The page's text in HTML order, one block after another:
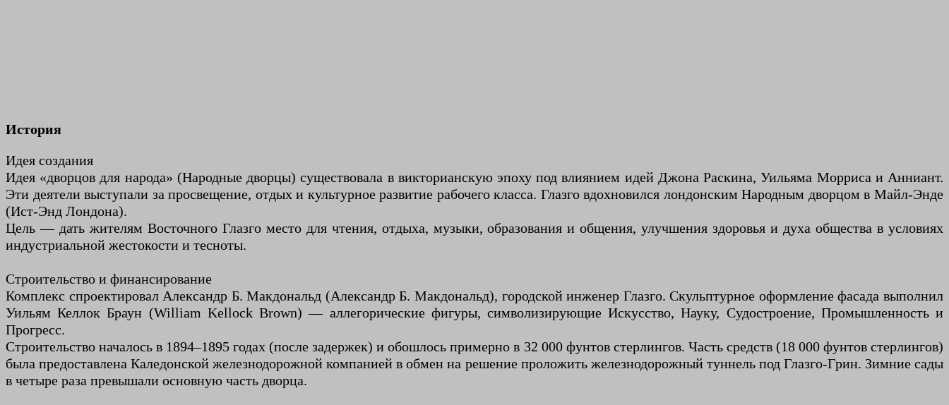
История
Идея создания
Идея «дворцов для народа» (Народные дворцы) существовала в викторианскую эпоху под влиянием идей Джона Раскина, Уильяма Морриса и Анниант.
Эти деятели выступали за просвещение, отдых и культурное развитие рабочего класса. Глазго вдохновился лондонским Народным дворцом в Майл-Энде
(Ист-Энд Лондона).
Цель — дать жителям Восточного Глазго место для чтения, отдыха, музыки, образования и общения, улучшения здоровья и духа общества в условиях
индустриальной жестокости и тесноты.
Строительство и финансирование
Комплекс спроектировал Александр Б. Макдональд (Александр Б. Макдональд), городской инженер Глазго. Скульптурное оформление фасада выполнил
Уильям Келлок Браун (William Kellock Brown) — аллегорические фигуры, символизирующие Искусство, Науку, Судостроение, Промышленность и
Прогресс.
Строительство началось в 1894–1895 годах (после задержек) и обошлось примерно в 32 000 фунтов стерлингов. Часть средств (18 000 фунтов стерлингов)
была предоставлена ​​Каледонской железнодорожной компанией в обмен на решение проложить железнодорожный туннель под Глазго-Грин. Зимние сады
в четыре раза превышали основную часть дворца.